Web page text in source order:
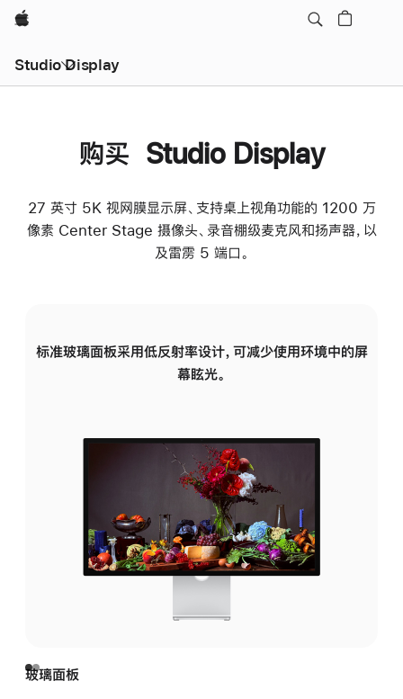
Apple
Studio Display
购买 Studio Display
27 英寸 5K 视网膜显示屏、支持桌上视角功能的 1200 万
像素 Center Stage 摄像头、录音棚级麦克风和扬声器，以
及雷雳 5 端口。
标准玻璃面板采用低反射率设计，可减少使用环境中的屏
幕眩光。
玻璃面板